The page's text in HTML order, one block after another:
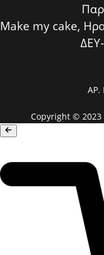
Make my cake,
ΑΡ.
Copyright © 2023